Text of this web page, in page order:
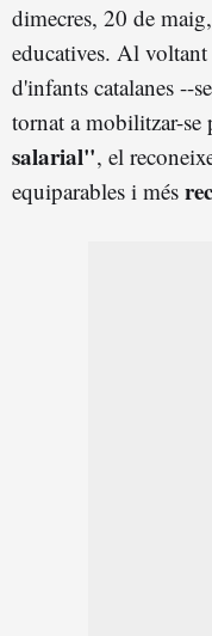
dimecres, 20 de
educatives. Al voltant
d'infants catalanes --
tornat a mobilitzar-se
salarial", el
equiparables i més